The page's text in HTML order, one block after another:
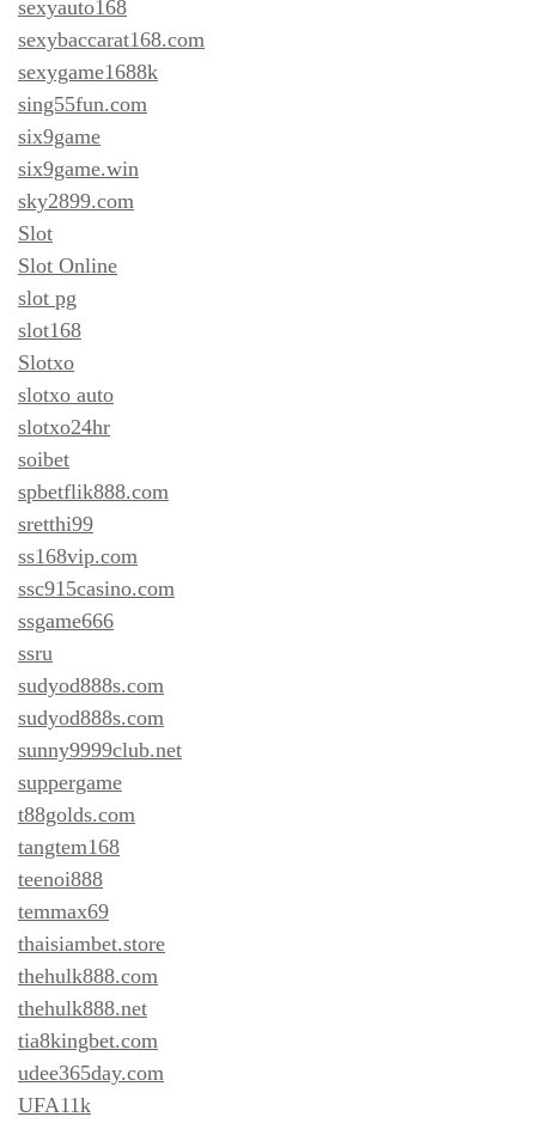
sexyauto168
sexybaccarat168.com
sexygame1688k
sing55fun.com
six9game
six9game.win
sky2899.com
Slot
Slot Online
slot pg
slot168
Slotxo
slotxo auto
slotxo24hr
soibet
spbetflik888.com
sretthi99
ss168vip.com
ssc915casino.com
ssgame666
ssru
sudyod888s.com
sudyod888s.com
sunny9999club.net
suppergame
t88golds.com
tangtem168
teenoi888
temmax69
thaisiambet.store
thehulk888.com
thehulk888.net
tia8kingbet.com
udee365day.com
UFA11k